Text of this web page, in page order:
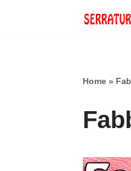
Home »